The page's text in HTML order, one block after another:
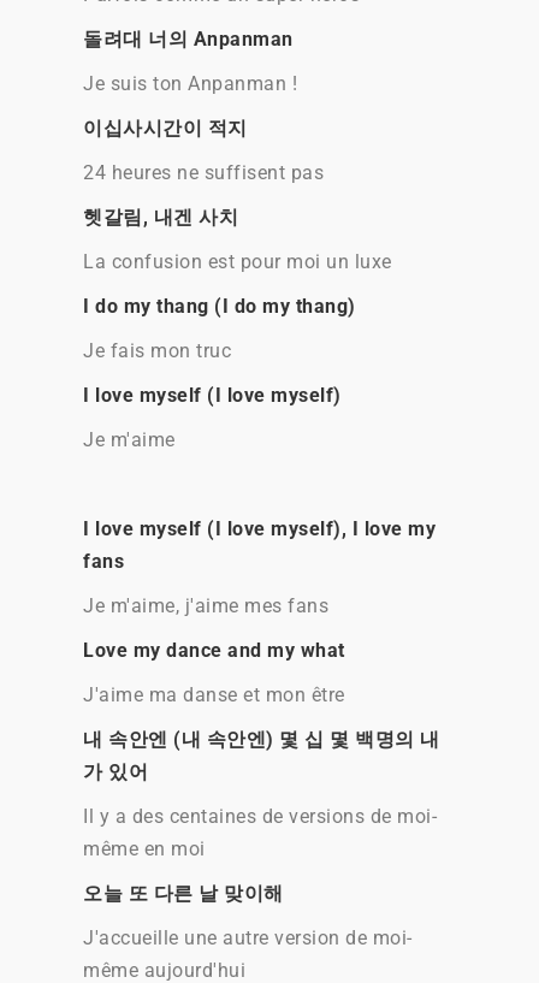
돌려대 너의 Anpanman
Je suis ton Anpanman !
이십사시간이 적지
24 heures ne suffisent pas
헷갈림, 내겐 사치
La confusion est pour moi un luxe
I do my thang (I do my thang)
Je fais mon truc
I love myself (I love myself)
Je m'aime
I love myself (I love myself), I love my
fans
Je m'aime, j'aime mes fans
Love my dance and my what
J'aime ma danse et mon être
내 속안엔 (내 속안엔) 몇 십 몇 백명의 내
가 있어
Il y a des centaines de versions de moi-
même en moi
오늘 또 다른 날 맞이해
J'accueille une autre version de moi-
même aujourd'hui